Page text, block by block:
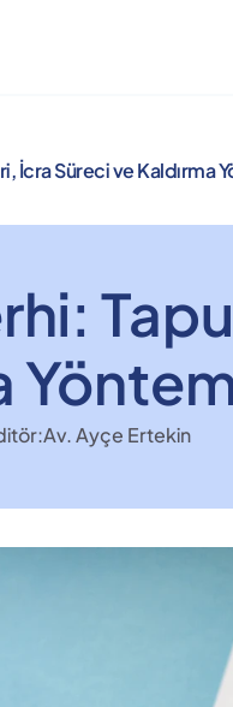
İcra Süreci ve Kaldırma
Av. Ayçe Ertekin